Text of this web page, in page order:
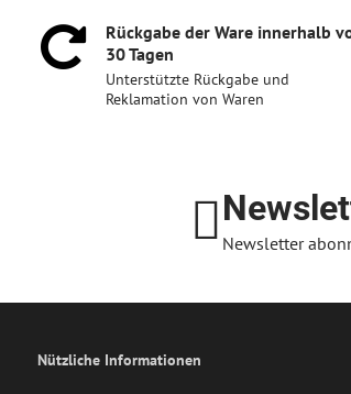
Rückgabe der Ware innerhalb
30 Tagen
Unterstützte Rückgabe und
Reklamation von Waren
Newsletter
Nützliche Informationen